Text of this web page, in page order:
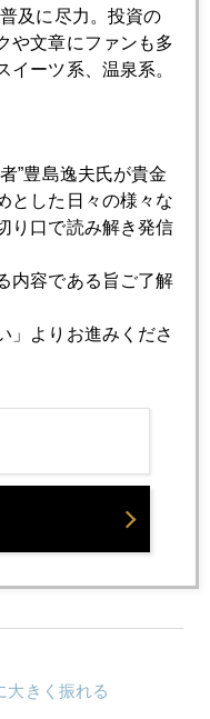
象はアップル、メタを
大きく振れる
及に尽力。投資の
や文章にファンも多
イーツ系、温泉系。
”豊島逸夫氏が貴金
とした日々の様々な
り口で読み解き発信
内容である旨ご了解
」よりお進みくださ